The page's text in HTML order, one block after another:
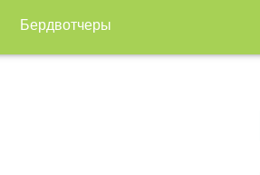
Бердвотчеры